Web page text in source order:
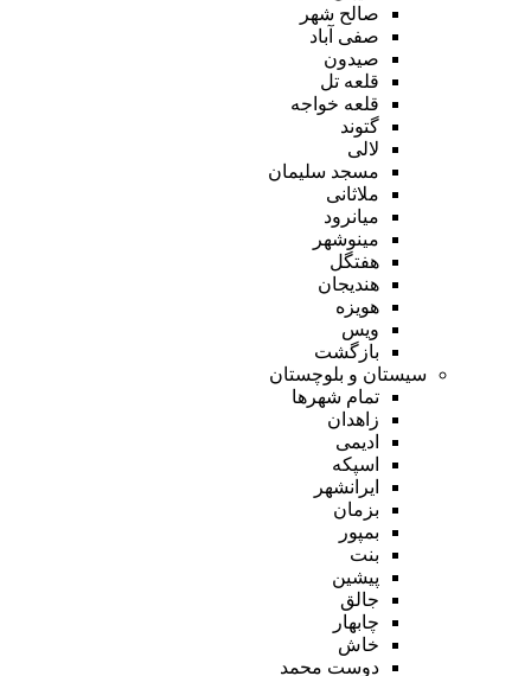
صالح شهر
صفی آباد
صیدون
قلعه تل
قلعه خواجه
گتوند
لالی
مسجد سلیمان
ملاثانی
میانرود
مینوشهر
هفتگل
هندیجان
هویزه
ویس
بازگشت
سیستان و بلوچستان
تمام شهر‌ها
زاهدان
ادیمی
اسپکه
ایرانشهر
بزمان
بمپور
بنت
پیشین
جالق
چابهار
خاش
دوست محمد